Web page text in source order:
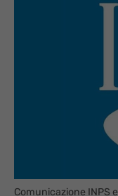
Comunicazione INPS